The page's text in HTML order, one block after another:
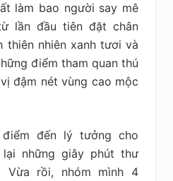
làm bao người say mê
lần đầu tiên đặt chân
thiên nhiên xanh tươi và
điểm tham quan thú
đậm nét vùng cao mộc
đến lý tưởng cho
những giây phút thư
Vừa rồi, nhóm mình 4